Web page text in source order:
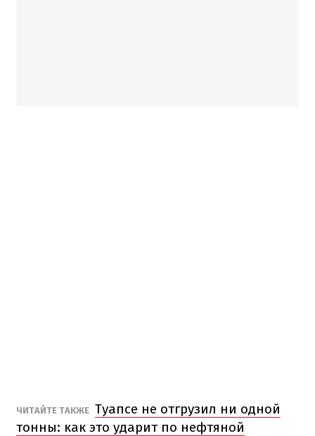
ЧИТАЙТЕ ТАКЖЕ Туапсе не отгрузил ни одной
тонны: как это ударит по нефтяной